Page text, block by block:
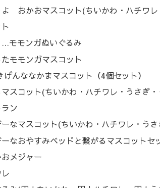
よ おかおマスコット(ちいかわ・ハチワレ
…モモンガぬいぐるみ
モモンガマスコット
んななかまマスコット（4個セット）
スコット(ちいかわ・ハチワレ・うさぎ
ン
なマスコット(ちいかわ・ハチワレ・うさ
なおやすみベッドと繋がるマスコットセ
メジャー